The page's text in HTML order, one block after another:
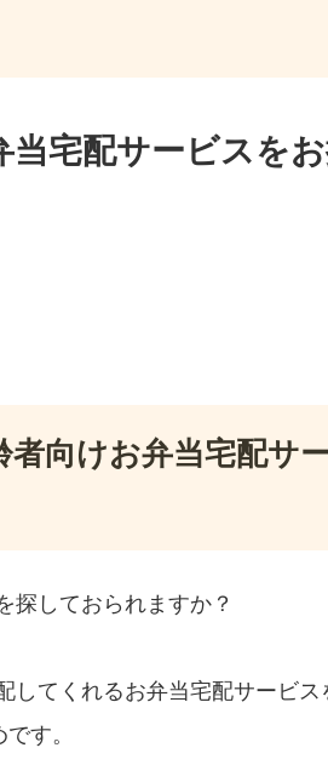
当宅配サービスを
向けお弁当宅配サ
探しておられますか？
してくれるお弁当宅配サービス
す。